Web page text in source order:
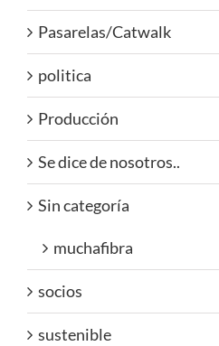
Pasarelas/Catwalk
politica
Producción
Se dice de nosotros..
Sin categoría
muchafibra
socios
sustenible